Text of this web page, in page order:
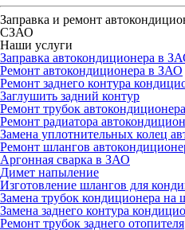
Заправка и ремонт
СЗАО
Наши услуги
Заправка автокондиционера в
Ремонт автокондиционера в ЗАО
Ремонт заднего контура
Заглушить задний контур
Ремонт трубок автокондиционера
Ремонт радиатора
Замена уплотнительных колец
Ремонт шлангов
Аргонная сварка в ЗАО
Димет напыление
Изготовление шлангов для
Замена трубок кондиционера на
Замена заднего контура
Ремонт трубок заднего отопителя